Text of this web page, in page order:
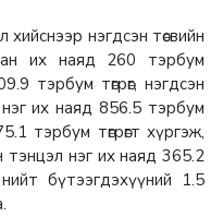
нэгдсэн төсвийн
их наяд 260 тэрбум
тэрбум төгрөг, нэгдсэн
нэг их наяд 856.5 тэрбум
тэрбум төгрөгт хүргэж,
тэнцэл нэг их наяд 365.2
бүтээгдэхүүний 1.5